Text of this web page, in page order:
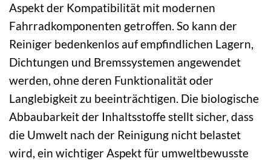
Aspekt der Kompatibilität mit modernen
Fahrradkomponenten getroffen. So kann der
Reiniger bedenkenlos auf empfindlichen Lagern,
Dichtungen und Bremssystemen angewendet
werden, ohne deren Funktionalität oder
Langlebigkeit zu beeinträchtigen. Die biologische
Abbaubarkeit der Inhaltsstoffe stellt sicher, dass
die Umwelt nach der Reinigung nicht belastet
wird, ein wichtiger Aspekt für umweltbewusste